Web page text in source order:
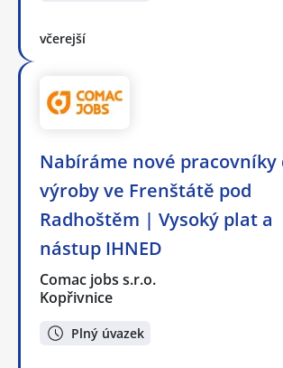
včerejší
Nabíráme nové pracovníky
výroby ve Frenštátě pod
Radhoštěm | Vysoký plat a
nástup IHNED
Comac jobs s.r.o.
Kopřivnice
Plný úvazek